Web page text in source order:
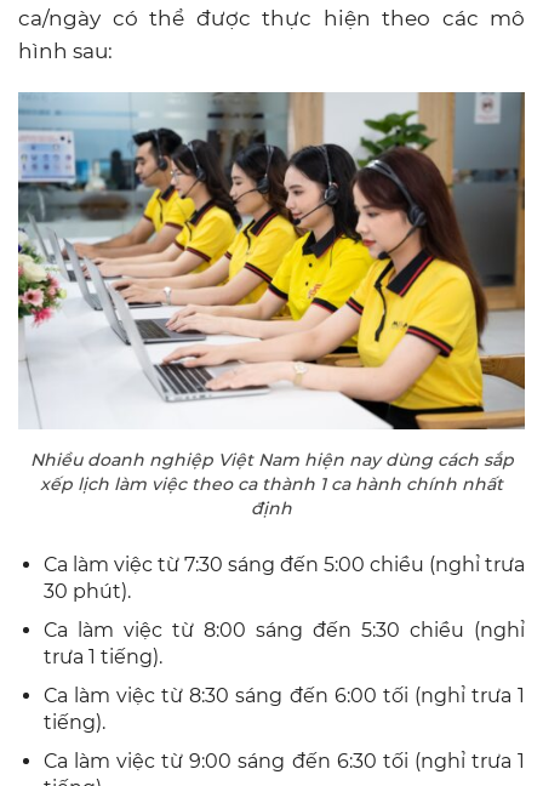
ca/ngày có thể được thực hiện theo các mô
hình sau:
Nhiều doanh nghiệp Việt Nam hiện nay dùng cách sắp
xếp lịch làm việc theo ca thành 1 ca hành chính nhất
định
Ca làm việc từ 7:30 sáng đến 5:00 chiều (nghỉ trưa
30 phút).
Ca làm việc từ 8:00 sáng đến 5:30 chiều (nghỉ
trưa 1 tiếng).
Ca làm việc từ 8:30 sáng đến 6:00 tối (nghỉ trưa 1
tiếng).
Ca làm việc từ 9:00 sáng đến 6:30 tối (nghỉ trưa 1